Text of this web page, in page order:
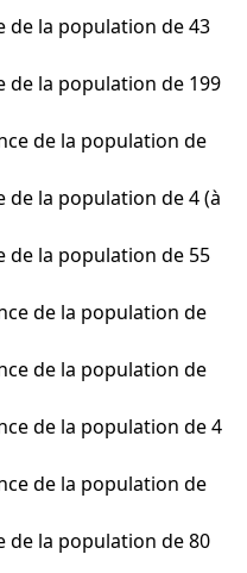
de la population de 43
de la population de 199
de la population de
de la population de 4 (à
de la population de 55
de la population de
de la population de
de la population de 4
de la population de
de la population de 80